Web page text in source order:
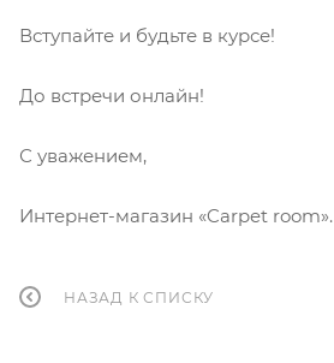
Вступайте и будьте в курсе!
До встречи онлайн!
С уважением,
Интернет-магазин «Carpet room».
НАЗАД К СПИСКУ